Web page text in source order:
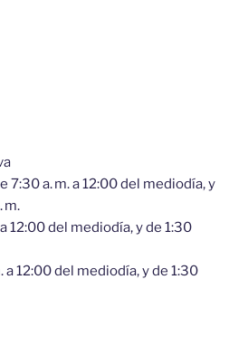
7:30 a. m. a 12:00 del mediodía, y
m.
12:00 del mediodía, y de 1:30
a 12:00 del mediodía, y de 1:30